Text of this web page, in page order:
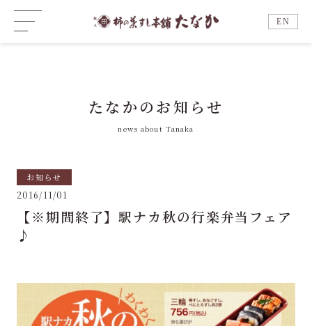
EN
たなかのお知らせ
news about Tanaka
お知らせ
2016/11/01
【※期間終了】駅ナカ秋の行楽弁当フェア
♪